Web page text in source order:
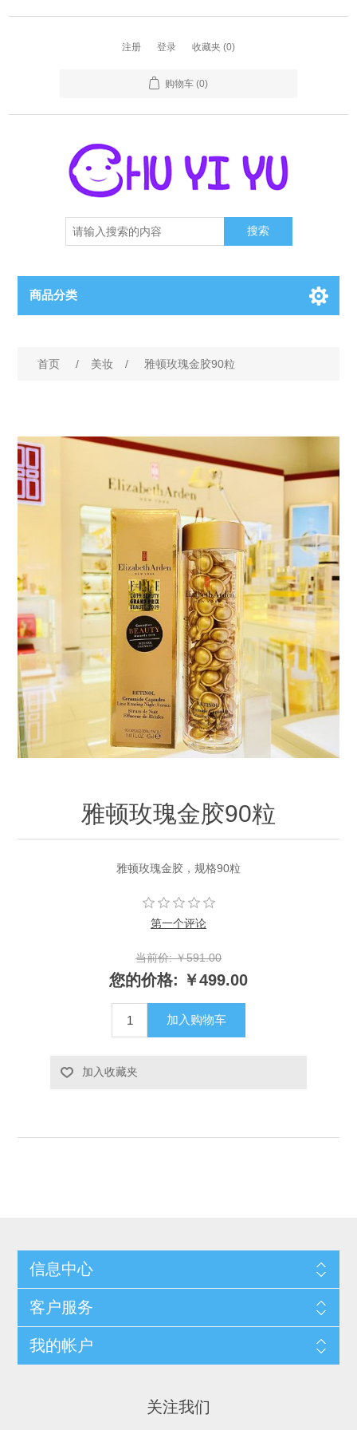
注册 登录 收藏夹 (0)
购物车 (0)
搜索
商品分类
首页 / 美妆 / 雅顿玫瑰金胶90粒
雅顿玫瑰金胶90粒
雅顿玫瑰金胶，规格90粒
第一个评论
当前价: ￥591.00
您的价格: ￥499.00
加入购物车
加入收藏夹
信息中心
客户服务
我的帐户
关注我们